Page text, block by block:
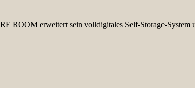
ROOM erweitert sein volldigitales Self-Storage-